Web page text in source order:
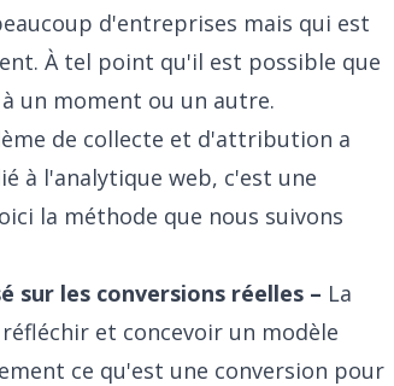
d'entreprises mais qui est
À tel point qu'il est possible que
un moment ou un autre.
de collecte et d'attribution a
à l'analytique web, c'est une
la méthode que nous suivons
sur les conversions réelles – La
et concevoir un modèle
ce qu'est une conversion pour